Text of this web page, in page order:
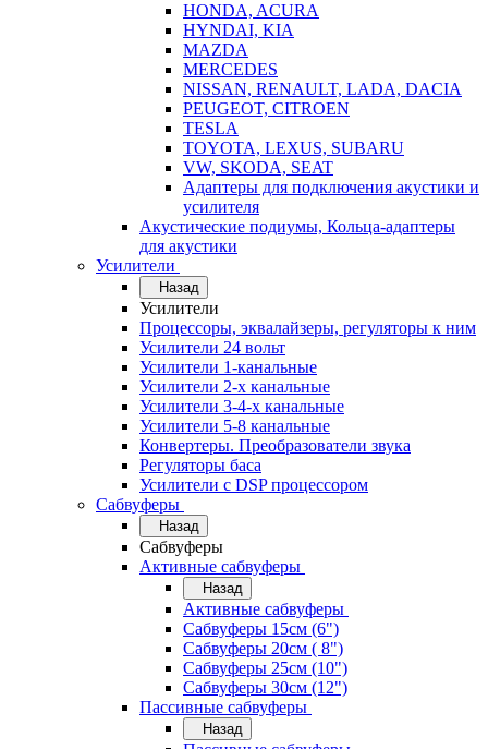
HONDA, ACURA
HYNDAI, KIA
MAZDA
MERCEDES
NISSAN, RENAULT, LADA, DACIA
PEUGEOT, CITROEN
TESLA
TOYOTA, LEXUS, SUBARU
VW, SKODA, SEAT
Адаптеры для подключения акустики и
усилителя
Акустические подиумы, Кольца-адаптеры
для акустики
Усилители
Назад
Усилители
Процессоры, эквалайзеры, регуляторы к ним
Усилители 24 вольт
Усилители 1-канальные
Усилители 2-х канальные
Усилители 3-4-х канальные
Усилители 5-8 канальные
Конвертеры. Преобразователи звука
Регуляторы баса
Усилители с DSP процессором
Сабвуферы
Назад
Сабвуферы
Активные сабвуферы
Назад
Активные сабвуферы
Сабвуферы 15см (6")
Сабвуферы 20см ( 8")
Сабвуферы 25см (10")
Сабвуферы 30см (12")
Пассивные сабвуферы
Назад